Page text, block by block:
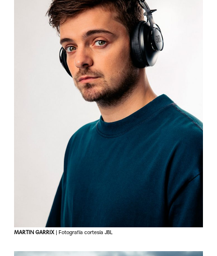
MARTIN GARRIX | Fotografía cortesía JBL